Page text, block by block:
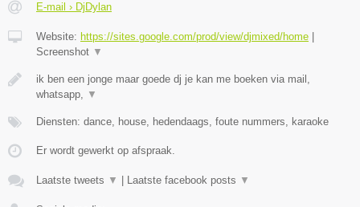
E-mail › DjDylan
Website: https://sites.google.com/prod/view/djmixed/home
Screenshot ▼
ik ben een jonge maar goede dj je kan me boeken via mail,
whatsapp, ▼
Diensten: dance, house, hedendaags, foute nummers, karaoke
Er wordt gewerkt op afspraak.
Laatste tweets ▼ Laatste facebook posts ▼